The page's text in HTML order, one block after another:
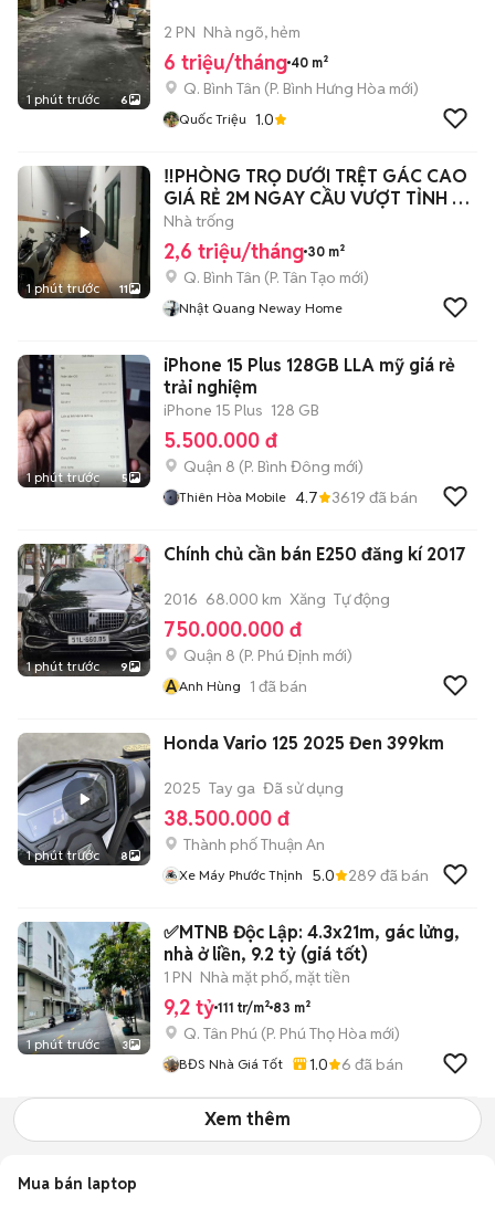
1 phút trước 6
2 PN Nhà ngõ, hẻm
6 triệu/tháng 40 m²
Q. Bình Tân (P. Bình Hưng Hòa mới)
Quốc Triệu 1.0
1 phút trước 11
‼️PHÒNG TRỌ DƯỚI TRỆT GÁC CAO
GIÁ RẺ 2M NGAY CẦU VƯỢT TỈNH LỘ
10
Nhà trống
2,6 triệu/tháng 30 m²
Q. Bình Tân (P. Tân Tạo mới)
Nhật Quang Neway Home
1 phút trước 5
iPhone 15 Plus 128GB LLA mỹ giá rẻ
trải nghiệm
iPhone 15 Plus 128 GB
5.500.000 đ
Quận 8 (P. Bình Đông mới)
Thiên Hòa Mobile 4.7 3619 đã bán
1 phút trước 9
Chính chủ cần bán E250 đăng kí 2017
2016 68.000 km Xăng Tự động
750.000.000 đ
Quận 8 (P. Phú Định mới)
AAnh Hùng 1 đã bán
1 phút trước 8
Honda Vario 125 2025 Đen 399km
2025 Tay ga Đã sử dụng
38.500.000 đ
Thành phố Thuận An
Xe Máy Phước Thịnh 5.0 289 đã bán
1 phút trước 3
✅MTNB Độc Lập: 4.3x21m, gác lửng,
nhà ở liền, 9.2 tỷ (giá tốt)
1 PN Nhà mặt phố, mặt tiền
9,2 tỷ 111 tr/m² 83 m²
Q. Tân Phú (P. Phú Thọ Hòa mới)
BĐS Nhà Giá Tốt 1.0 6 đã bán
Xem thêm
Mua bán laptop